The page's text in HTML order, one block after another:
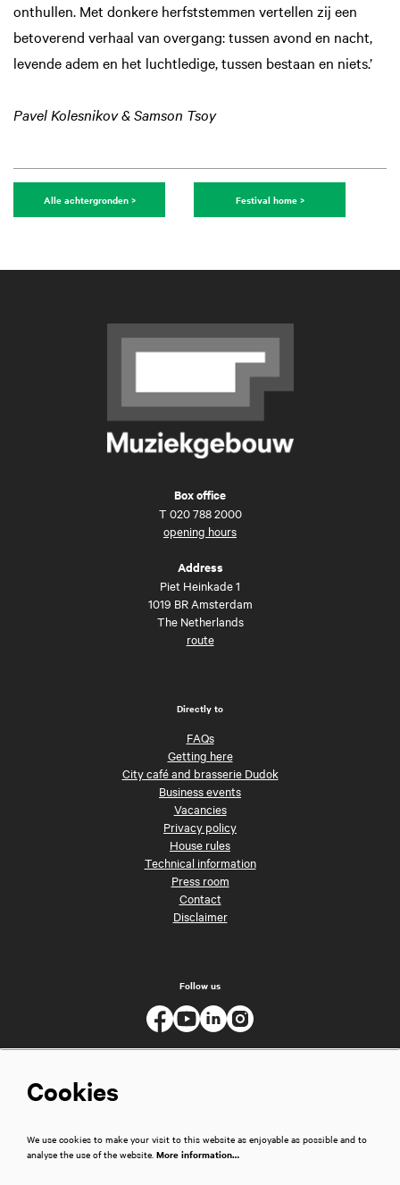
onthullen. Met donkere herfststemmen vertellen zij een
betoverend verhaal van overgang: tussen avond en nacht,
levende adem en het luchtledige, tussen bestaan en niets.’
Pavel Kolesnikov & Samson Tsoy
Alle achtergronden > Festival home >
Box office
T 020 788 2000
opening hours
Address
Piet Heinkade 1
1019 BR Amsterdam
The Netherlands
route
Directly to
FAQs
Getting here
City café and brasserie Dudok
Business events
Vacancies
Privacy policy
House rules
Technical information
Press room
Contact
Disclaimer
Follow us
Cookies
We use cookies to make your visit to this website as enjoyable as possible and to
analyse the use of the website. More information…